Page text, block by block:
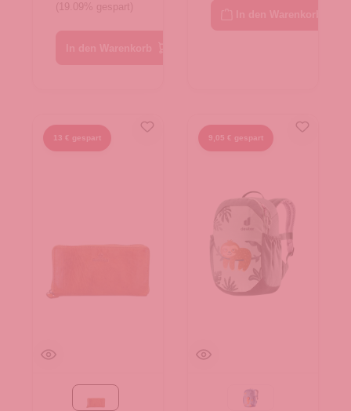
(19.09% gespart)
13 € gespart 9,05 € gespart
aqua-wave